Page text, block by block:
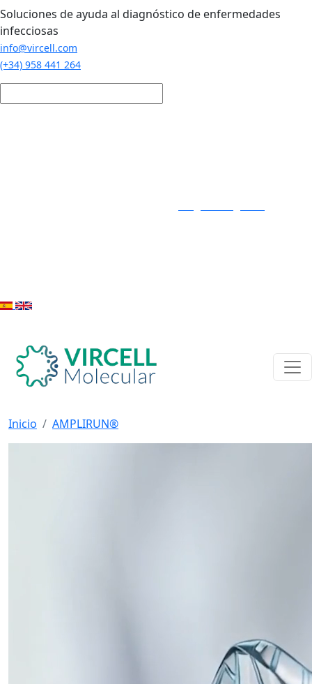
Pasar al contenido principal
Soluciones de ayuda al diagnóstico de enfermedades
infecciosas
info@vircell.com
(+34) 958 441 264
Inicio AMPLIRUN®